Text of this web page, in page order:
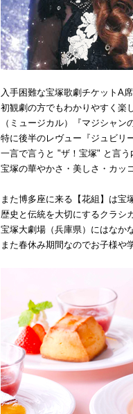
入手困難な宝塚歌劇チケットA
初観劇の方でもわかりやすく楽
（ミュージカル）『マジシャン
特に後半のレヴュー『ジュビリ
一言で言うと "ザ！宝塚" と言う
宝塚の華やかさ・美しさ・カッ
また博多座に来る【花組】は宝
歴史と伝統を大切にするクラシ
宝塚大劇場（兵庫県）にはなか
また春休み期間なのでお子様や